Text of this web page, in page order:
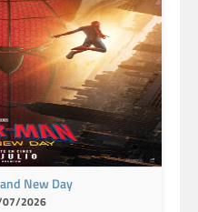
New Day
07/2026